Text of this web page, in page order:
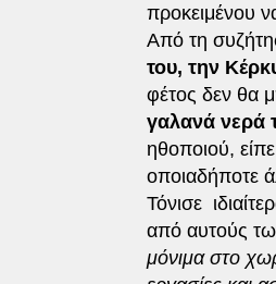
προκειμένου
Από τη
του, την
φέτος δεν θα
γαλανά νερά
ηθοποιού,
οποιαδήποτε
Τόνισε
από αυτούς
μόνιμα στο